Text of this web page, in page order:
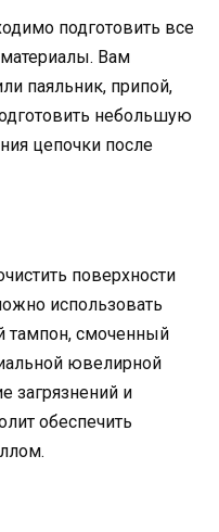
подготовить все
Вам
паяльник, припой,
небольшую
цепочки после
поверхности
использовать
тампон, смоченный
ювелирной
загрязнений и
обеспечить